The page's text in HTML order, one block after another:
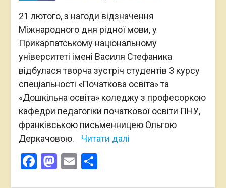
21 лютого, з нагоди відзначення
Міжнародного дня рідної мови, у
Прикарпатському національному
університеті імені Василя Стефаника
відбулася творча зустріч студентів 3 курсу
спеціальності «Початкова освіта» та
«Дошкільна освіта» коледжу з професоркою
кафедри педагогіки початкової освіти ПНУ,
франківською письменницею Ольгою
Деркачовою.
Читати далі
Facebook
Mastodon
EmailПоділитися